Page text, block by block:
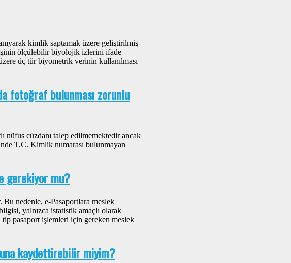
kimlik saptamak üzere geliştirilmiş
ölçülebilir biyolojik izlerini ifade
üç tür biyometrik verinin kullanılması
fotoğraf bulunması zorunlu
nüfus cüzdanı talep edilmemektedir ancak
T.C. Kimlik numarası bulunmayan
gerekiyor mu?
Bu nedenle, e-Pasaportlara meslek
yalnızca istatistik amaçlı olarak
tip pasaport işlemleri için gereken meslek
kaydettirebilir miyim?